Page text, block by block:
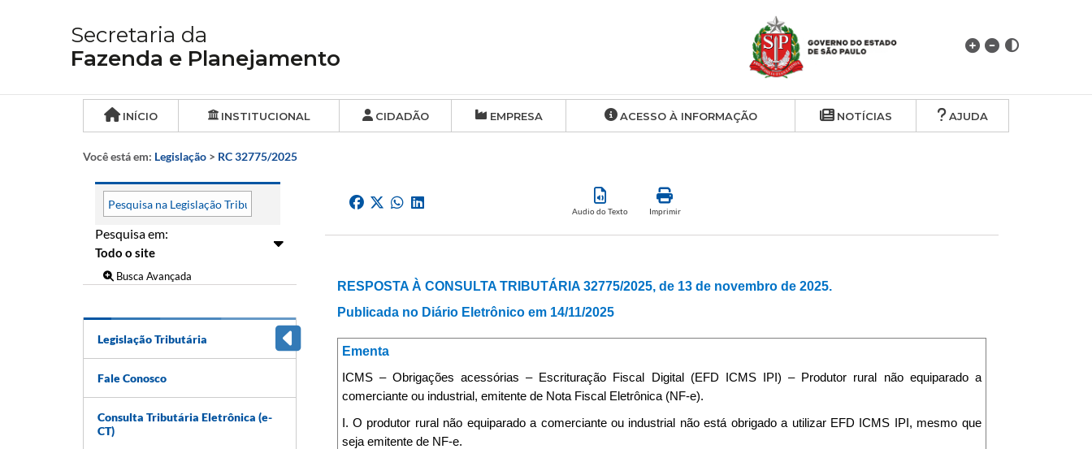
Secretaria da
Fazenda e Planejamento
INÍCIO INSTITUCIONAL CIDADÃO EMPRESA ACESSO À INFORMAÇÃO NOTÍCIAS AJUDA
Você está em: Legislação > RC 32775/2025
Pesquisa em:
Busca Avançada
Legislação Tributária
Fale Conosco
Consulta Tributária Eletrônica (e-
CT)
Audio do Texto Imprimir
RESPOSTA À CONSULTA TRIBUTÁRIA 32775/2025, de 13 de novembro de 2025.
Publicada no Diário Eletrônico em 14/11/2025
Ementa
ICMS – Obrigações acessórias – Escrituração Fiscal Digital (EFD ICMS IPI) – Produtor rural não equiparado a
comerciante ou industrial, emitente de Nota Fiscal Eletrônica (NF-e).
I. O produtor rural não equiparado a comerciante ou industrial não está obrigado a utilizar EFD ICMS IPI, mesmo que
seja emitente de NF-e.